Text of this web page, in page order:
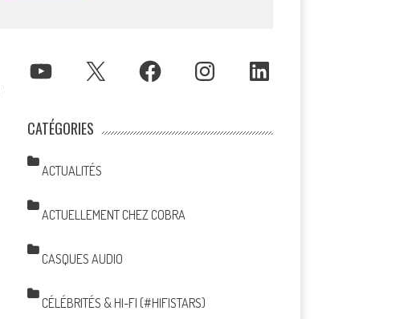
YOUTUBE X FACEBOOK INSTAGRAM LINKEDIN
CATÉGORIES
ACTUALITÉS
ACTUELLEMENT CHEZ COBRA
CASQUES AUDIO
CÉLÉBRITÉS & HI-FI (#HIFISTARS)